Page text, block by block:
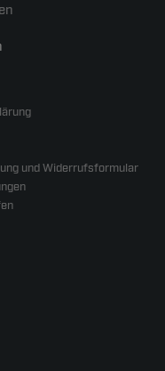
und Widerrufsformular